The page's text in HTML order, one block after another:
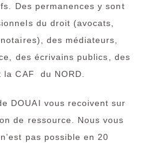
Des permanences y sont
du droit (avocats,
des médiateurs,
des écrivains publics, des
CAF du NORD.
DOUAI vous recoivent sur
de ressource. Nous vous
pas possible en 20